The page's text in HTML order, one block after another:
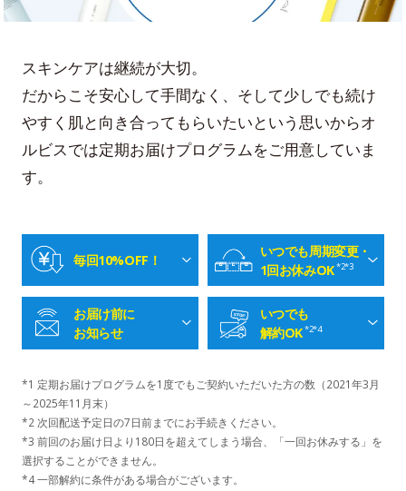
スキンケアは継続が大切。
だからこそ安心して手間なく、そして少しでも続け
やすく肌と向き合ってもらいたいという思いからオ
ルビスでは定期お届けプログラムをご用意していま
す。
毎回10%OFF！
いつでも周期変更・
1回お休みOK*2*3
お届け前に
お知らせ
いつでも
解約OK*2*4
*1 定期お届けプログラムを1度でもご契約いただいた方の数（2021年3月
～2025年11月末）
*2 次回配送予定日の7日前までにお手続きください。
*3 前回のお届け日より180日を超えてしまう場合、「一回お休みする」を
選択することができません。
*4 一部解約に条件がある場合がございます。